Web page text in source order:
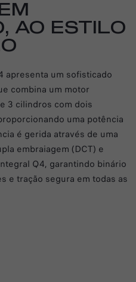
AO ESTILO
apresenta um sofisticado
combina um motor
3 cilindros com dois
uma potência
é gerida através de uma
embraiagem (DCT) e
Q4, garantindo binário
e tração segura em todas as